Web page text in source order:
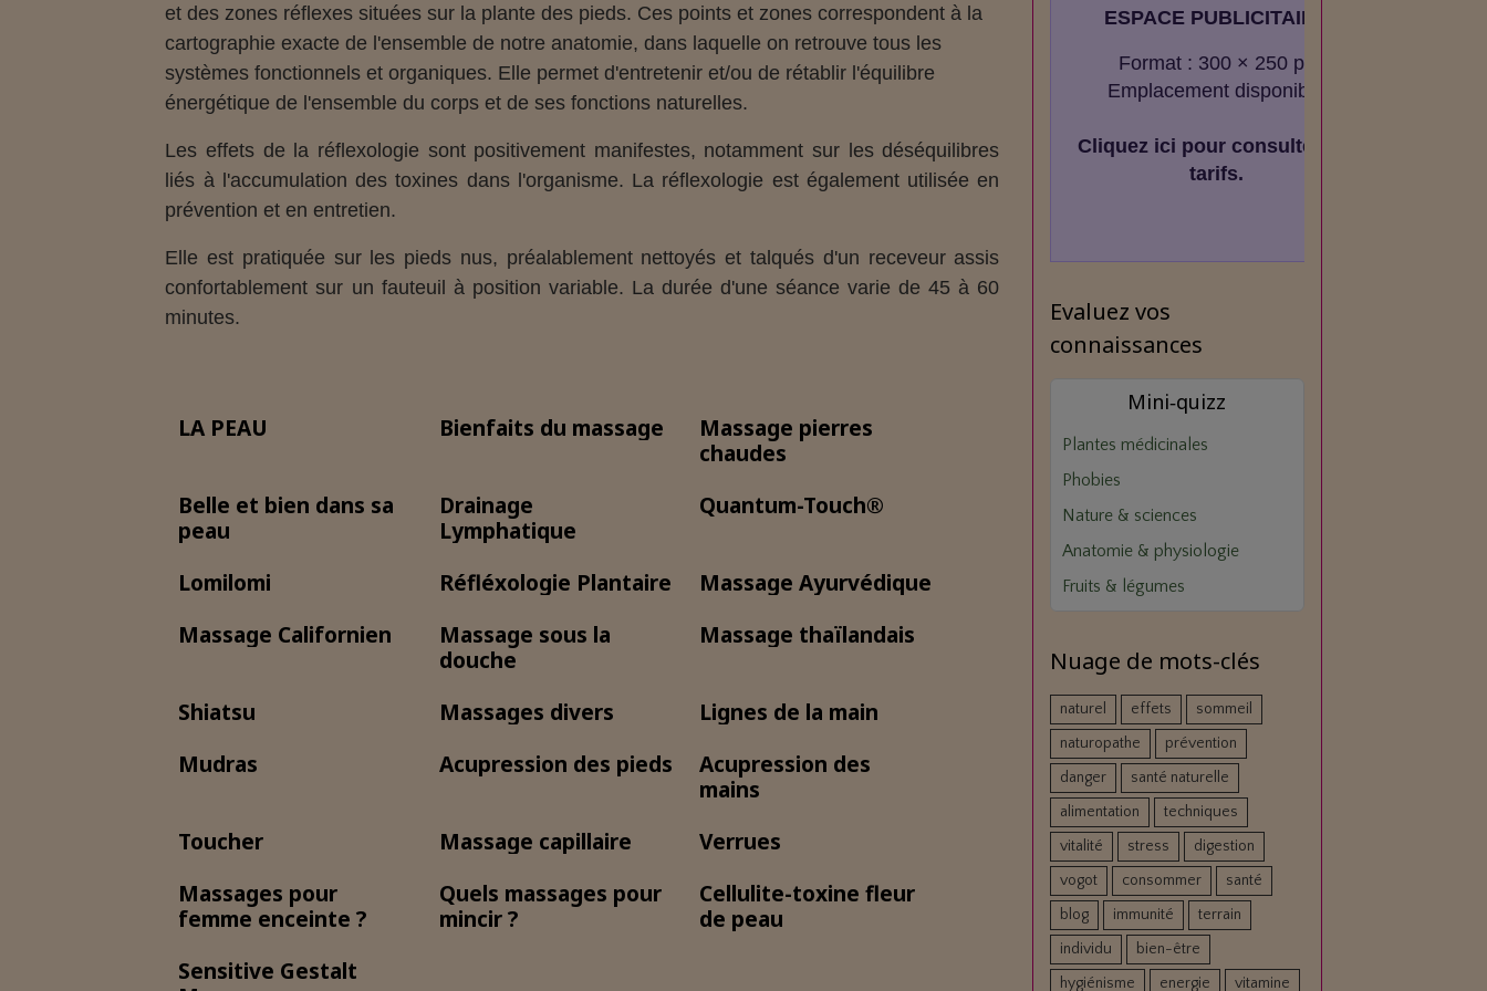
et des zones réflexes situées sur la plante des pieds. Ces points et zones correspondent à la
cartographie exacte de l'ensemble de notre anatomie, dans laquelle on retrouve tous les
systèmes fonctionnels et organiques. Elle permet d'entretenir et/ou de rétablir l'équilibre
énergétique de l'ensemble du corps et de ses fonctions naturelles.
Les effets de la réflexologie sont positivement manifestes, notamment sur les déséquilibres
liés à l'accumulation des toxines dans l'organisme. La réflexologie est également utilisée en
prévention et en entretien.
Elle est pratiquée sur les pieds nus, préalablement nettoyés et talqués d'un receveur assis
confortablement sur un fauteuil à position variable. La durée d'une séance varie de 45 à 60
minutes.
LA PEAU Bienfaits du massage
Massage pierres
chaudes
Belle et bien dans sa
peau
Drainage
Lymphatique
Quantum-Touch®
Lomilomi Réfléxologie Plantaire
Massage Ayurvédique
Massage Californien
Massage sous la
douche
Massage thaïlandais
Shiatsu Massages divers
Lignes de la main
Mudras
Acupression des pieds
Acupression des
mains
Toucher
Massage capillaire
Verrues
Massages pour
femme enceinte ?
Quels massages pour
mincir ?
Cellulite-toxine fleur
de peau
Sensitive Gestalt
ESPACE PUBLICITAIRE
Format : 300 × 250 px
Emplacement disponible
Cliquez ici pour consulter les
tarifs.
Evaluez vos
connaissances
Mini‑quizz
Plantes médicinales
Phobies
Nature & sciences
Anatomie & physiologie
Fruits & légumes
Nuage de mots-clés
naturel effets
sommeil
naturopathe
prévention
danger
santé naturelle
alimentation
techniques
vitalité
stress
digestion
vogot
consommer
santé
blog
immunité
terrain
individu
bien-être
hygiénisme
energie vitamine